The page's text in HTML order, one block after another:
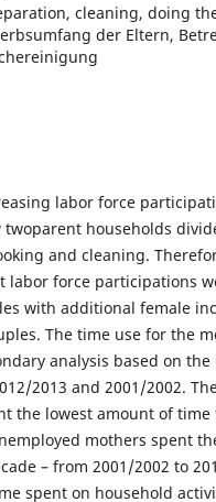
cleaning, doing
der Eltern,
labor force
households
and cleaning.
labor force participations
with additional female
The time use for the
analysis based on
2013 and 2001/2002.
the lowest amount of time
mothers spent
– from 2001/2002 to
spent on household